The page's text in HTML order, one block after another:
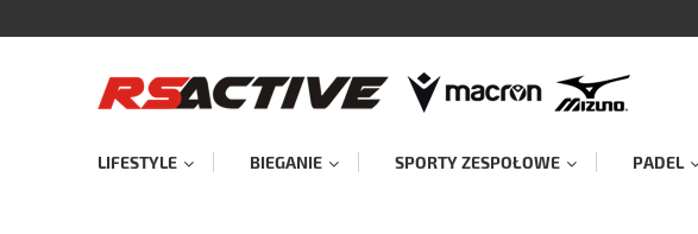
LIFESTYLE BIEGANIE SPORTY ZESPOŁOWE PADEL